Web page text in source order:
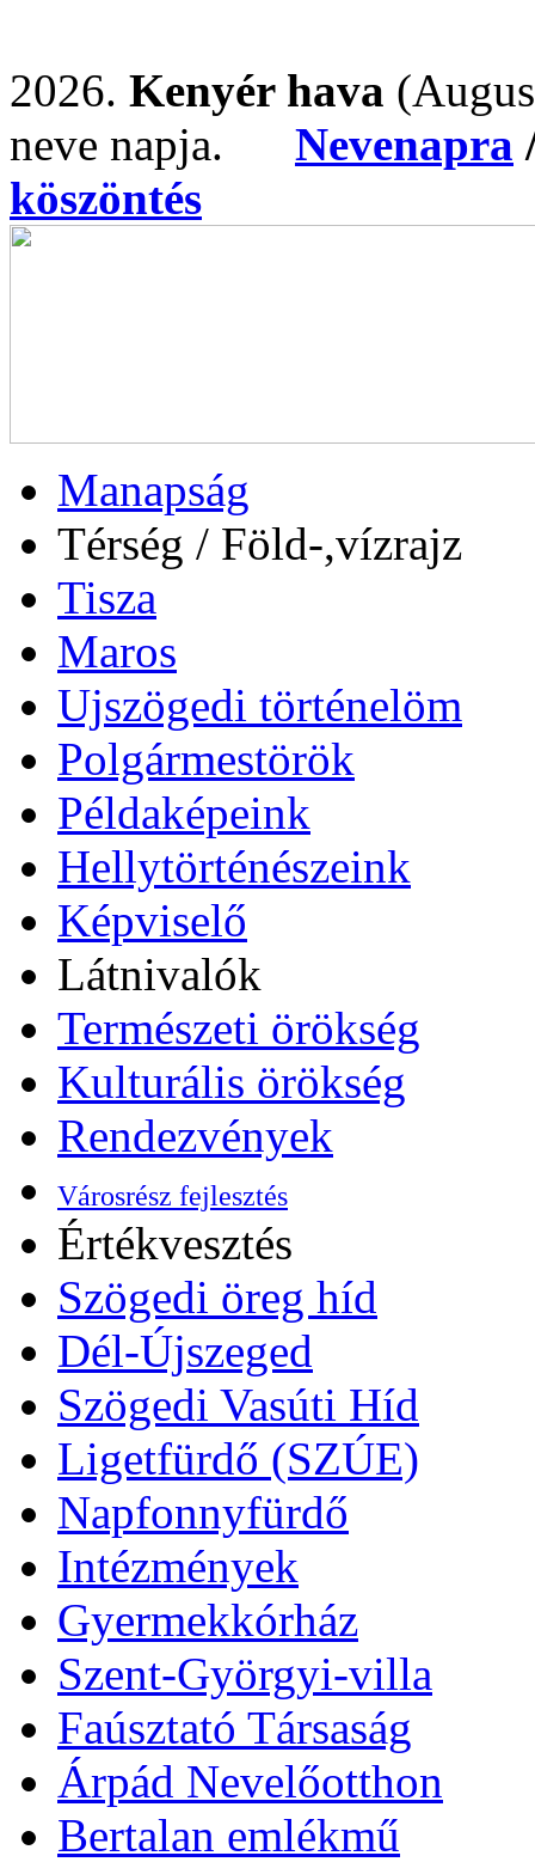
2026. Kenyér hava
neve napja. Nevenapra
köszöntés
Manapság
Térség / Föld-,vízrajz
Tisza
Maros
Ujszögedi történelöm
Polgármestörök
Példaképeink
Hellytörténészeink
Képviselő
Látnivalók
Természeti örökség
Kulturális örökség
Rendezvények
Városrész fejlesztés
Értékvesztés
Szögedi öreg híd
Dél-Újszeged
Szögedi Vasúti Híd
Ligetfürdő (SZÚE)
Napfonnyfürdő
Intézmények
Gyermekkórház
Szent-Györgyi-villa
Faúsztató Társaság
Árpád Nevelőotthon
Bertalan emlékmű